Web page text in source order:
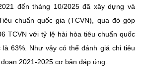
đến tháng 10/2025 đã xây dựng và
chuẩn quốc gia (TCVN), qua đó góp
TCVN với tỷ lệ hài hòa tiêu chuẩn quốc
63%. Như vậy có thể đánh giá chỉ tiêu
2021-2025 cơ bản đáp ứng.